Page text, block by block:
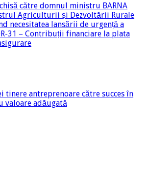
către domnul ministru BARNA
Agriculturii și Dezvoltării Rurale
necesitatea lansării de urgență a
31 – Contribuții financiare la plata
tinere antreprenoare către succes în
valoare adăugată